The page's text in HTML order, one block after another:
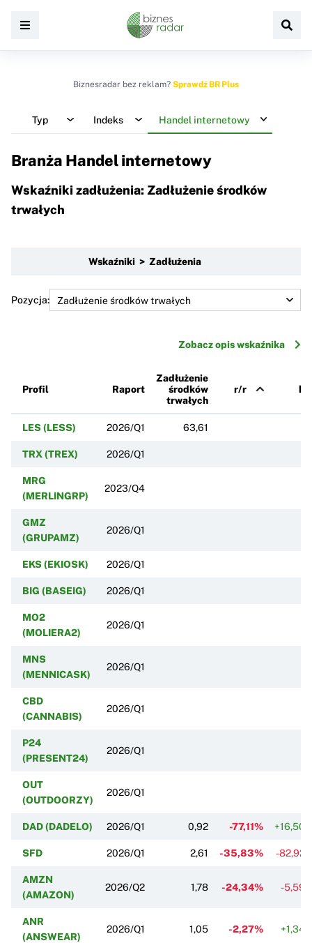
Biznesradar bez reklam? Sprawdź BR Plus
Typ Indeks Handel internetowy
Branża Handel internetowy
Wskaźniki zadłużenia: Zadłużenie środków
trwałych
Wskaźniki > Zadłużenia
Pozycja:
Zobacz opis wskaźnika
Profil Raport
Zadłużenie
środków
trwałych
r/r k/
LES (LESS) 2026/Q1 63,61
TRX (TREX) 2026/Q1
MRG
(MERLINGRP)
2023/Q4
GMZ
(GRUPAMZ)
2026/Q1
EKS (EKIOSK) 2026/Q1
BIG (BASEIG) 2026/Q1
MO2
(MOLIERA2)
2026/Q1
MNS
(MENNICASK)
2026/Q1
CBD
(CANNABIS)
2026/Q1
P24
(PRESENT24)
2026/Q1
OUT
(OUTDOORZY)
2026/Q1
DAD (DADELO) 2026/Q1 0,92 -77,11%
SFD 2026/Q1 2,61 -35,83% -
AMZN
(AMAZON)
2026/Q2 1,78 -24,34% -
ANR
(ANSWEAR)
2026/Q1 1,05 -2,27%